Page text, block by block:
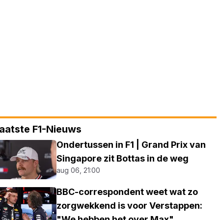
F1-Nieuws
Ondertussen in F1 | Grand Prix van
Singapore zit Bottas in de weg
aug 06, 21:00
BBC-correspondent weet wat zo
zorgwekkend is voor Verstappen: